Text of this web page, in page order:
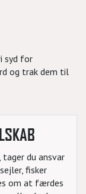
syd for
og trak dem til
du ansvar
fisker
om at færdes